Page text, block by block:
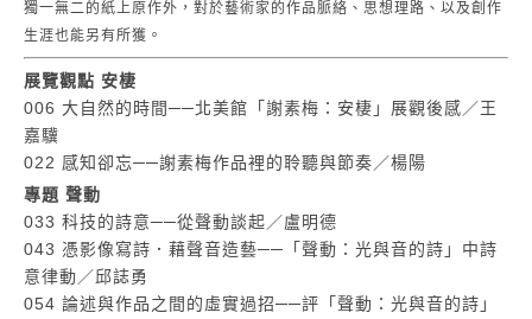
獨一無二的紙上原作外，對於藝術家的作品脈絡、思想理路、以及創作
生涯也能另有所獲。
展覽觀點 安棲
006 大自然的時間──北美館「謝素梅：安棲」展觀後感／王
嘉驥
022 感知卻忘──謝素梅作品裡的聆聽與節奏 ／楊陽
專題 聲動
033 科技的詩意──從聲動談起 ／盧明德
043 憑影像寫詩．藉聲音造藝──「聲動：光與音的詩」中詩
意律動 ／邱誌勇
054 論述與作品之間的虛實過招──評「聲動：光與音的詩」